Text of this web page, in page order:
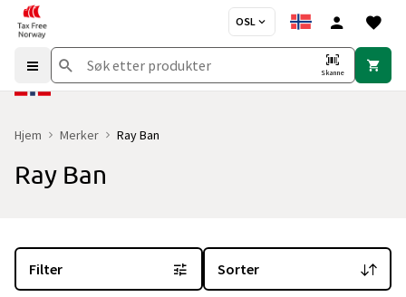
OSL
Skanne
Hjem Merker Ray Ban
Ray Ban
Filter Sorter